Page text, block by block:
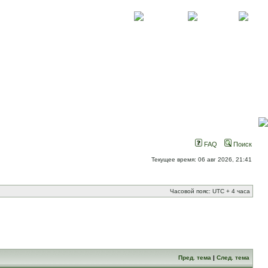
FAQ Поиск
Текущее время: 06 авг 2026, 21:41
Часовой пояс: UTC + 4 часа
Пред. тема | След. тема